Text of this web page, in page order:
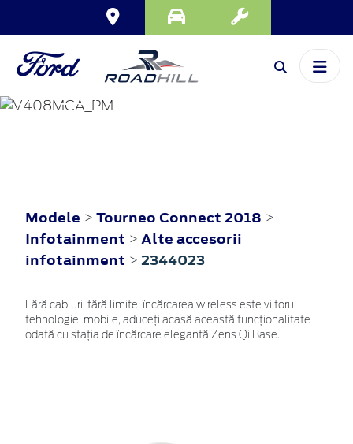
TOURNEO
CONNECT
Modele > Tourneo Connect 2018 >
Infotainment > Alte accesorii
infotainment > 2344023
Fără cabluri, fără limite, încărcarea wireless este viitorul
tehnologiei mobile, aduceți acasă această funcționalitate
odată cu stația de încărcare elegantă Zens Qi Base.